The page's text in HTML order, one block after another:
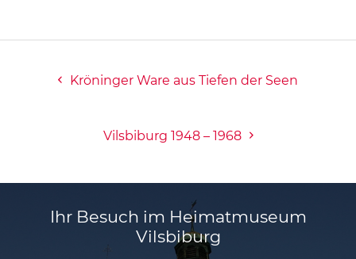
Kröninger Ware aus Tiefen der Seen
Vilsbiburg 1948 – 1968
Ihr Besuch im Heimatmuseum
Vilsbiburg